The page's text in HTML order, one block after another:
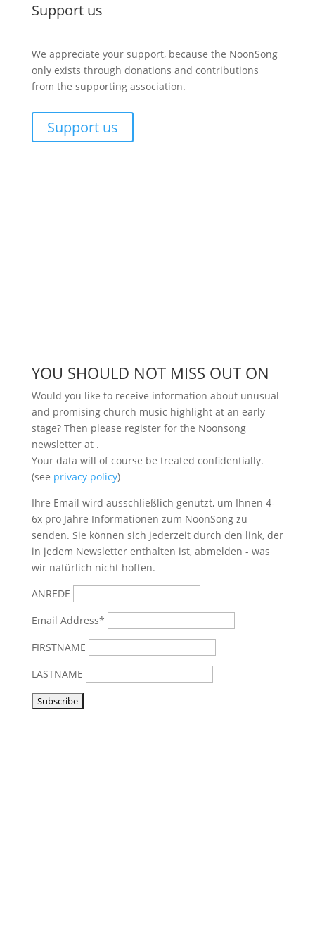
Support us
We appreciate your support, because the NoonSong
only exists through donations and contributions
from the supporting association.
Support us
YOU SHOULD NOT MISS OUT ON
Would you like to receive information about unusual
and promising church music highlight at an early
stage? Then please register for the Noonsong
newsletter at .
Your data will of course be treated confidentially.
(see privacy policy)
Ihre Email wird ausschließlich genutzt, um Ihnen 4-
6x pro Jahre Informationen zum NoonSong zu
senden. Sie können sich jederzeit durch den link, der
in jedem Newsletter enthalten ist, abmelden - was
wir natürlich nicht hoffen.
ANREDE
Email Address*
FIRSTNAME
LASTNAME